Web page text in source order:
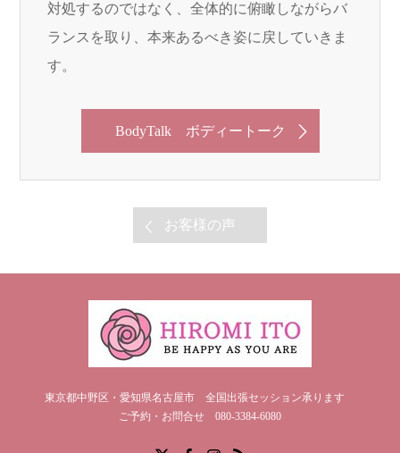
対処するのではなく、全体的に俯瞰しながらバ
ランスを取り、本来あるべき姿に戻していきま
す。
BodyTalk ボディートーク
お客様の声
東京都中野区・愛知県名古屋市 全国出張セッション承ります
ご予約・お問合せ 080-3384-6080